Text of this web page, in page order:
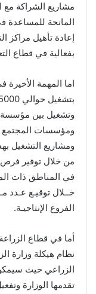
مشاريع الشراكة
المانحة
إعادة تأهيل مراكز
بفعالية في قطاع
اما المهمة
وتشغيل بين مؤسسة
ومشاريع التشغيل
من خلال توفير فرص
في المناطق ذات
خــلال توقيـع عـدد
الفروع الإنتاجيـة.
أما في قطاع
نظام هيكلة وزارة
الزراعي حيث
تقدمها الوزارة